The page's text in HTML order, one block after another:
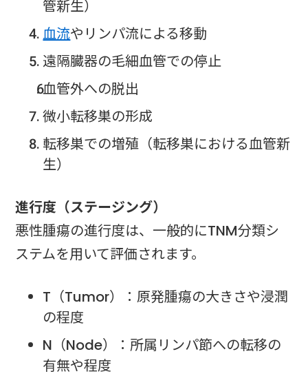
管新生）
血流やリンパ流による移動
遠隔臓器の毛細血管での停止
血管外への脱出
微小転移巣の形成
転移巣での増殖（転移巣における血管新
生）
進行度（ステージング）
悪性腫瘍の進行度は、一般的にTNM分類シ
ステムを用いて評価されます。
T（Tumor）：原発腫瘍の大きさや浸潤
の程度
N（Node）：所属リンパ節への転移の
有無や程度